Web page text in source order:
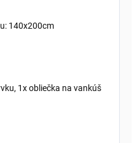
140x200cm
1x obliečka na vankúš